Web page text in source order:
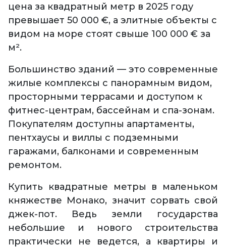
цена за квадратный метр в 2025 году
превышает 50 000 €, а элитные объекты с
видом на море стоят свыше 100 000 € за
м².
Большинство зданий — это современные
жилые комплексы с панорамным видом,
просторными террасами и доступом к
фитнес-центрам, бассейнам и спа-зонам.
Покупателям доступны апартаменты,
пентхаусы и виллы с подземными
гаражами, балконами и современным
ремонтом.
Купить квадратные метры в маленьком
княжестве Монако, значит сорвать свой
джек-пот. Ведь земли государства
небольшие и нового строительства
практически не ведется, а квартиры и